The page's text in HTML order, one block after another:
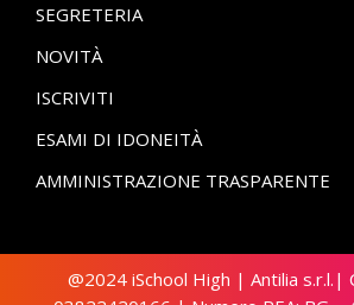
SEGRETERIA
NOVITÀ
ISCRIVITI
ESAMI DI IDONEITÀ
AMMINISTRAZIONE TRASPARENTE
@2024 iSchool High | Antilia s.r.l.|